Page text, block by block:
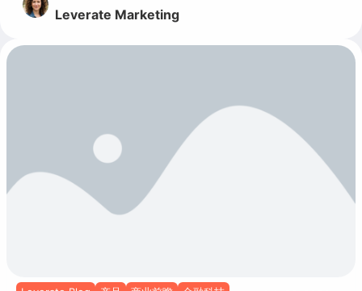
Leverate Marketing